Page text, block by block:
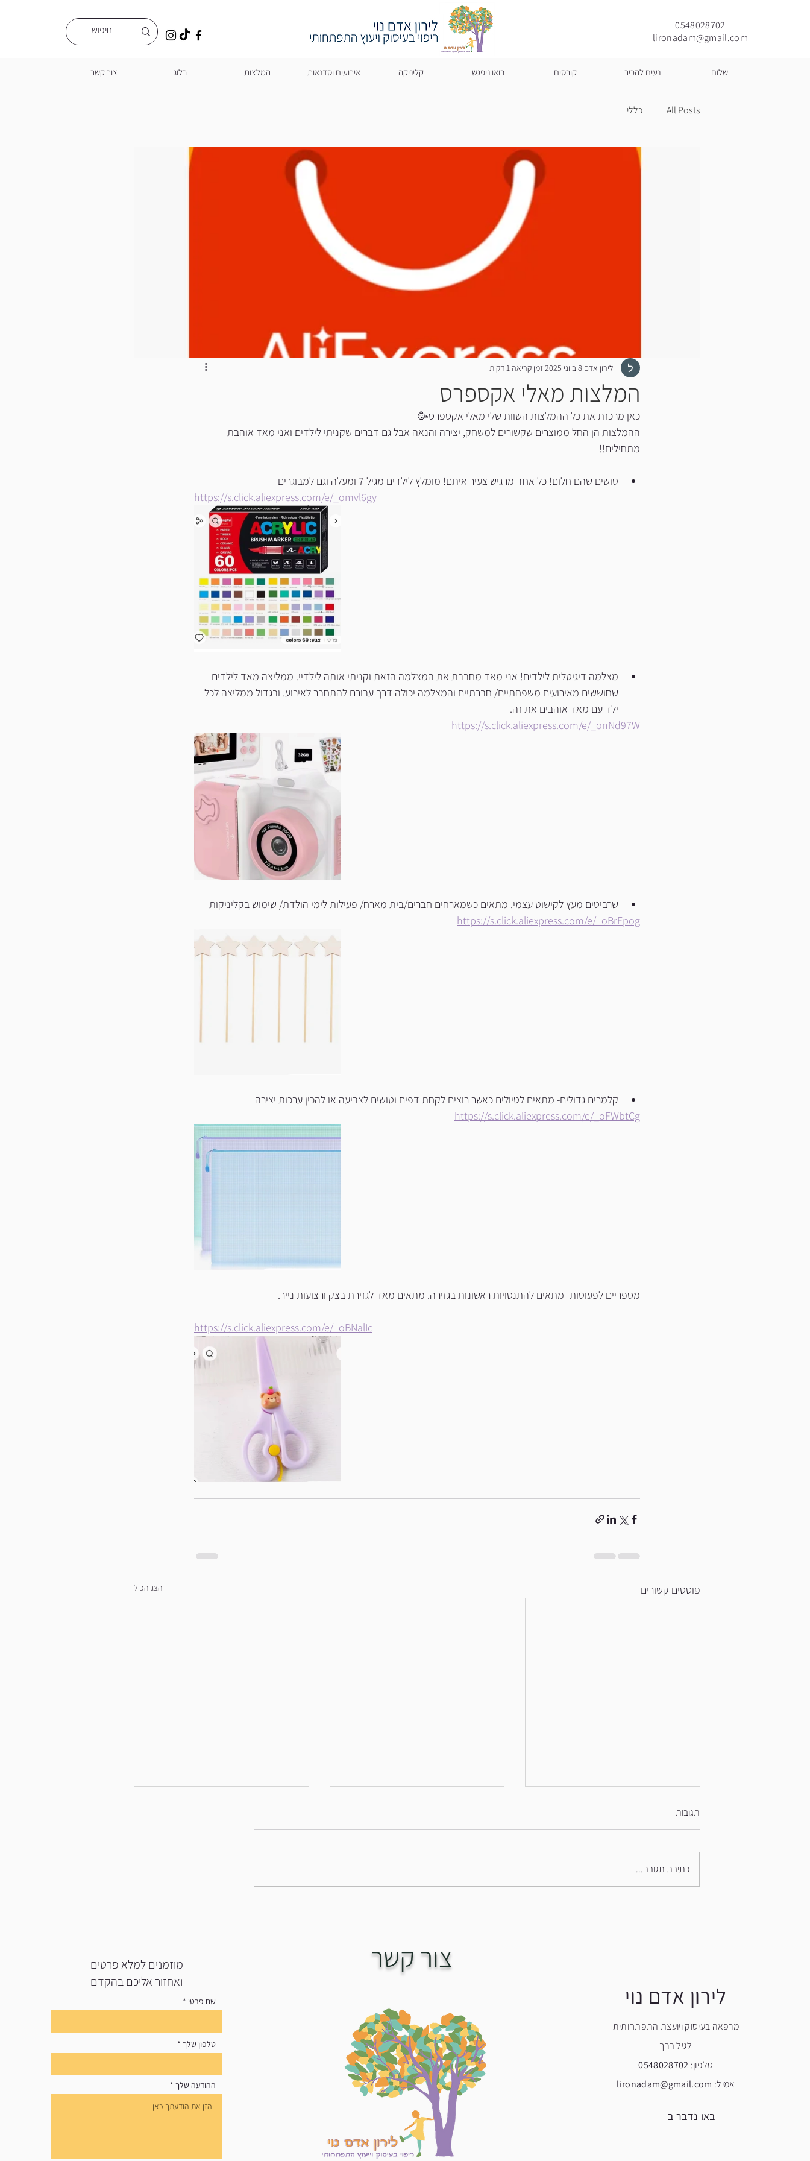
0548028702
lironadam@gmail.com
שלום נעים להכיר קורסים בואו ניפגש קליניקה אירועים וסדנאות המלצות בלוג צור קשר
All Posts כללי
המלצות מאלי אקספרס
לירון אדם 8 ביוני 2025 זמן קריאה 1 דקות
כאן מרכזת את כל ההמלצות השוות שלי מאלי אקספרס🥳
ההמלצות הן החל ממוצרים שקשורים למשחק, יצירה והנאה אבל גם דברים שקניתי לילדים ואני מאד אוהבת
מתחילים!!
טושים שהם חלום! כל אחד מרגיש צעיר איתם! מומלץ לילדים מגיל 7 ומעלה וגם למבוגרים
https://s.click.aliexpress.com/e/_omvl6gy
מצלמה דיגיטלית לילדים! אני מאד מחבבת את המצלמה הזאת וקניתי אותה לילדיי. ממליצה מאד לילדים
שחוששים מאירועים משפחתיים/ חברתיים והמצלמה יכולה דרך עבורם להתחבר לאירוע. ובגדול ממליצה לכל
ילד עם מאד אוהבים את זה.
https://s.click.aliexpress.com/e/_onNd97W
שרביטים מעץ לקישוט עצמי. מתאים כשמארחים חברים/בית מארח/ פעילות לימי הולדת/ שימוש בקליניקות
https://s.click.aliexpress.com/e/_oBrFpog
קלמרים גדולים- מתאים לטיולים כאשר רוצים לקחת דפים וטושים לצביעה או להכין ערכות יצירה
https://s.click.aliexpress.com/e/_oFWbtCg
מספריים לפעוטות- מתאים להתנסויות ראשונות בגזירה. מתאים מאד לגזירת בצק ורצועות נייר.
https://s.click.aliexpress.com/e/_oBNalIc
פוסטים קשורים הצג הכול
ויסות אצל ילדים: מה הגוף עושה
חוסר שקט, ולעיתים גם התנהגויות כמו
הכנסת חפצים לפה או לעיסת שרוולים.
תגובות
כתיבת תגובה...
צור קשר
לירון אדם נוי
מרפאה בעיסוק ויועצת התפתחותית
לגיל הרך
טלפון: 0548028702
אמיל: lironadam@gmail.com
באו נדבר ב
מוזמנים למלא פרטים
ואחזור אליכם בהקדם
שם פרטי
טלפון שלך
ההודעה שלך